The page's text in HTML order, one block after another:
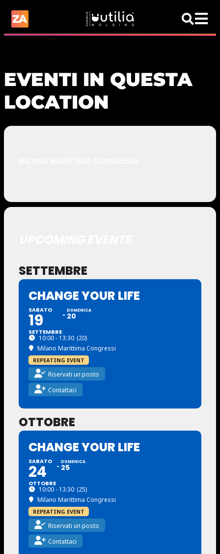
EVENTI IN QUESTA
LOCATION
SETTEMBRE
CHANGE YOUR LIFE
SABATO
19
SETTEMBRE
DOMENICA
20
10:00 - 13:30 (20)
Milano Marittima Congressi
REPEATING EVENT
Riservati un posto
Contattaci
OTTOBRE
CHANGE YOUR LIFE
SABATO
24
OTTOBRE
DOMENICA
25
10:00 - 13:30 (25)
Milano Marittima Congressi
REPEATING EVENT
Riservati un posto
Contattaci